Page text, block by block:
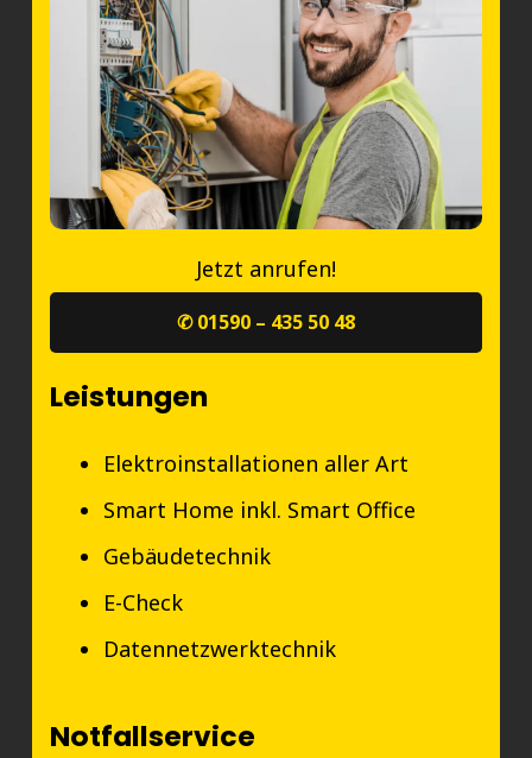
Jetzt anrufen!
✆ 01590 – 435 50 48
Leistungen
Elektroinstallationen aller Art
Smart Home inkl. Smart Office
Gebäudetechnik
E-Check
Datennetzwerktechnik
Notfallservice